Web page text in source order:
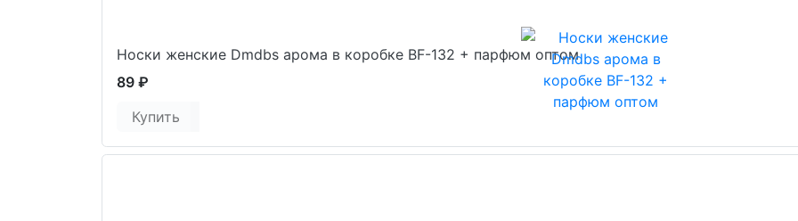
Носки женские Dmdbs арома в коробке BF-132 + парфюм оптом
89 ₽
Купить